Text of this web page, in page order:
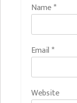
Name*
Email *
Website